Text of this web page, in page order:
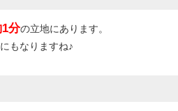
分の立地にあります。
もなりますね♪